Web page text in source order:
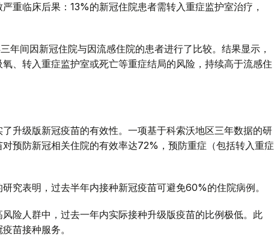
重临床后果：13%的新冠住院患者需转入重症监护室治疗，
年间因新冠住院与因流感住院的患者进行了比较。结果显示，
、转入重症监护室或死亡等重症结局的风险，持续高于流感住
升级版新冠疫苗的有效性。一项基于科索沃地区三年数据的研
预防新冠相关住院的有效率达72%，预防重症（包括转入重症
究表明，过去半年内接种新冠疫苗可避免60%的住院病例。
险人群中，过去一年内实际接种升级版疫苗的比例极低。此
苗接种服务。